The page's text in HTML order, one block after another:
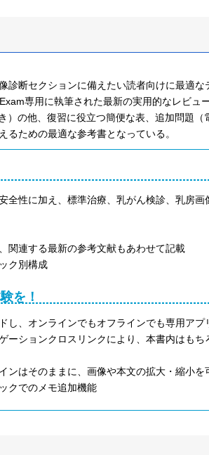
診断セクションに備えたい読者向けに最適
専用に執筆された最新の実用的なレビュ
）の他、復習に役立つ簡便な表、追加問題
ための最適な参考書となっている。
全性に加え、標準治療、乳がん検診、乳房
関連する最新の参考文献もあわせて記載
ク別構成
を！
し、オンラインでもオフラインでも専用ア
ーションクロスリンクにより、本書内はも
ンはそのままに、画像や本文の拡大・縮小
クでのメモ追加機能